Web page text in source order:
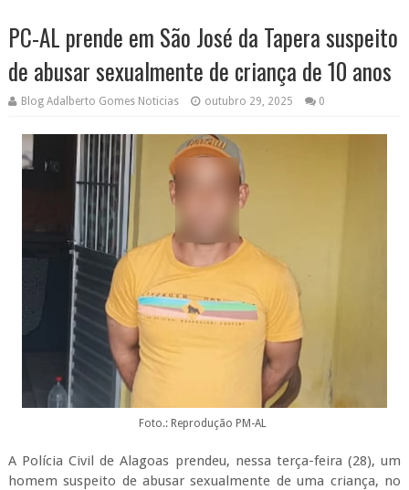
PC-AL prende em São José da Tapera suspeito
de abusar sexualmente de criança de 10 anos
Blog Adalberto Gomes Noticias outubro 29, 2025 0
Foto.: Reprodução PM-AL
A Polícia Civil de Alagoas prendeu, nessa terça-feira (28), um
homem suspeito de abusar sexualmente de uma criança, no